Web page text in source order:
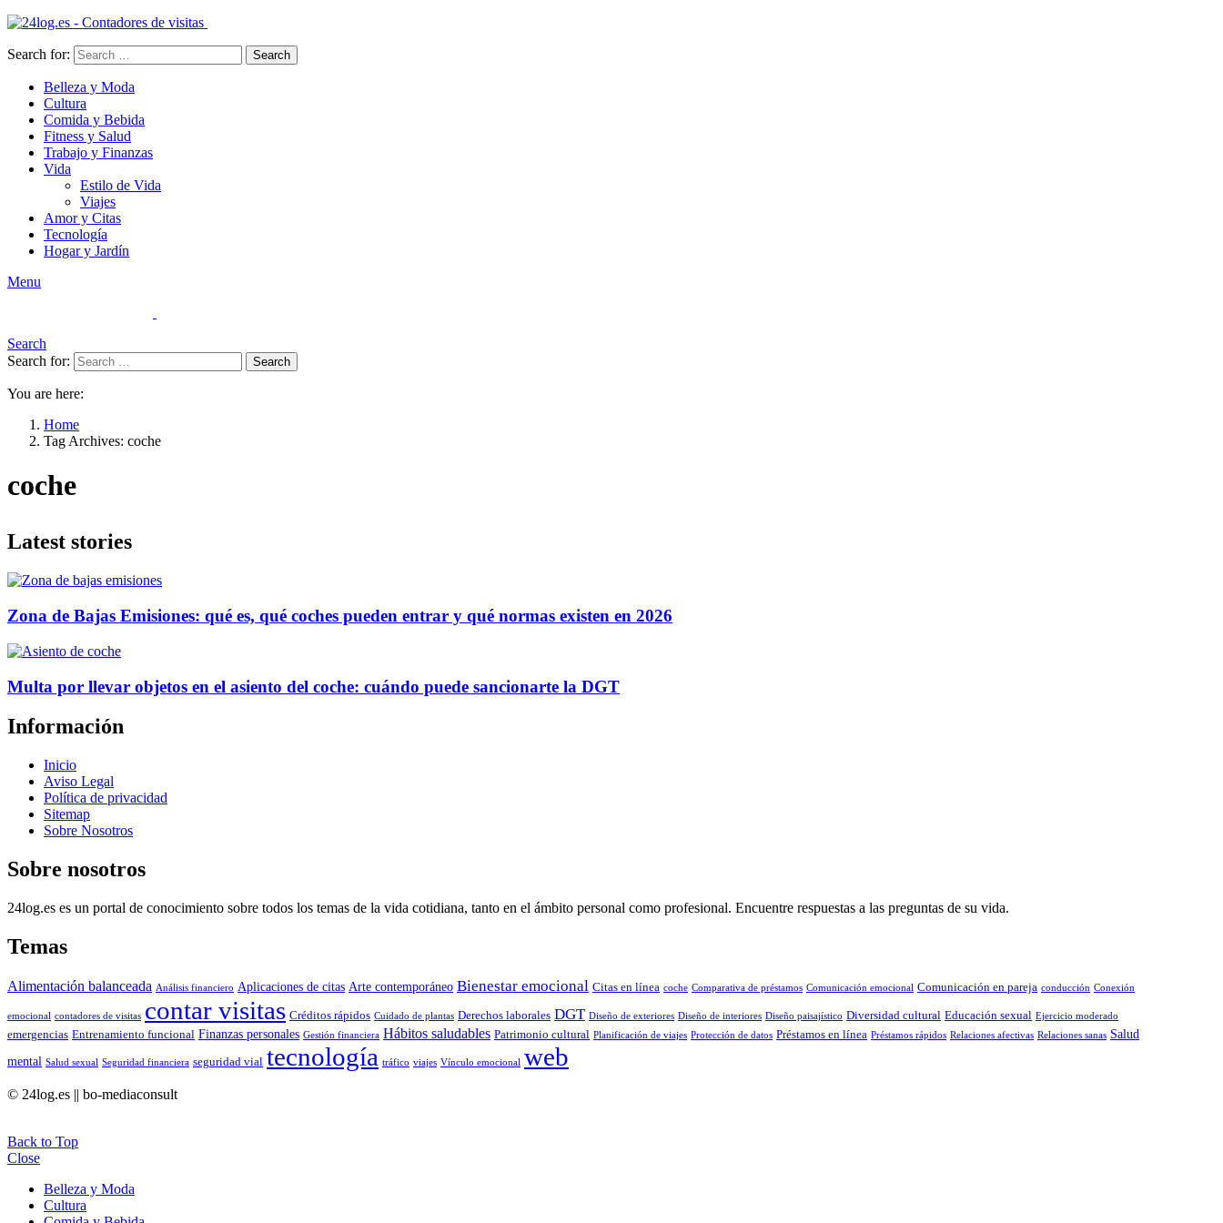
Search for: Search
Belleza y Moda
Cultura
Comida y Bebida
Fitness y Salud
Trabajo y Finanzas
Vida
Estilo de Vida
Viajes
Amor y Citas
Tecnología
Hogar y Jardín
Menu
Search
Search for:
Search
You are here:
Home
Tag Archives: coche
coche
Latest stories
Zona de Bajas Emisiones: qué es, qué coches pueden entrar y qué normas existen en 2026
Multa por llevar objetos en el asiento del coche: cuándo puede sancionarte la DGT
Información
Inicio
Aviso Legal
Política de privacidad
Sitemap
Sobre Nosotros
Sobre nosotros
24log.es es un portal de conocimiento sobre todos los temas de la vida cotidiana, tanto en el ámbito personal como profesional. Encuentre respuestas a las preguntas de su vida.
Temas
Alimentación balanceada Análisis financiero Aplicaciones de citas Arte contemporáneo Bienestar emocional Citas en línea coche Comparativa de préstamos Comunicación emocional Comunicación en pareja conducción Conexión
emocional contadores de visitas contar visitas Créditos rápidos Cuidado de plantas Derechos laborales DGT Diseño de exteriores Diseño de interiores Diseño paisajístico Diversidad cultural Educación sexual Ejercicio moderado
emergencias Entrenamiento funcional Finanzas personales Gestión financiera Hábitos saludables Patrimonio cultural Planificación de viajes Protección de datos Préstamos en línea Préstamos rápidos Relaciones afectivas Relaciones sanas Salud
mental Salud sexual Seguridad financiera seguridad vial tecnología tráfico viajes Vínculo emocional web
© 24log.es || bo-mediaconsult
Back to Top
Close
Belleza y Moda
Cultura